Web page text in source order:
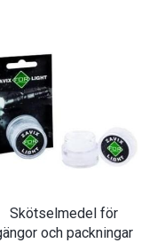
Skötselmedel för
och packningar